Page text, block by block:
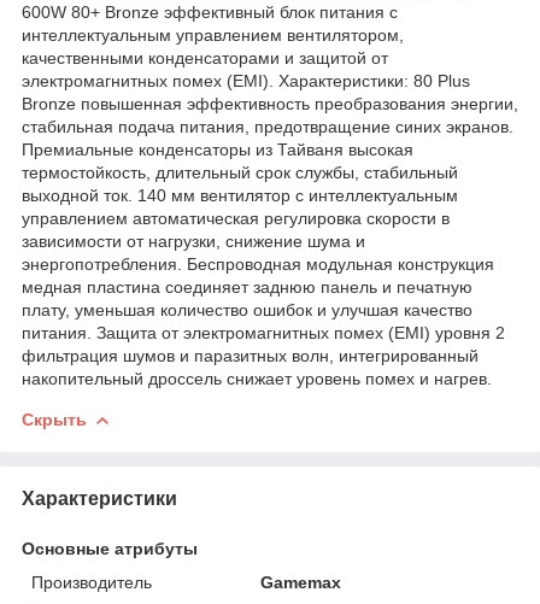
600W 80+ Bronze эффективный блок питания с
интеллектуальным управлением вентилятором,
качественными конденсаторами и защитой от
электромагнитных помех (EMI). Характеристики: 80 Plus
Bronze повышенная эффективность преобразования энергии,
стабильная подача питания, предотвращение синих экранов.
Премиальные конденсаторы из Тайваня высокая
термостойкость, длительный срок службы, стабильный
выходной ток. 140 мм вентилятор с интеллектуальным
управлением автоматическая регулировка скорости в
зависимости от нагрузки, снижение шума и
энергопотребления. Беспроводная модульная конструкция
медная пластина соединяет заднюю панель и печатную
плату, уменьшая количество ошибок и улучшая качество
питания. Защита от электромагнитных помех (EMI) уровня 2
фильтрация шумов и паразитных волн, интегрированный
накопительный дроссель снижает уровень помех и нагрев.
Скрыть
Характеристики
Основные атрибуты
Производитель
Gamemax